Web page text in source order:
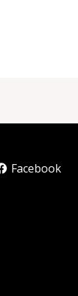
Facebook